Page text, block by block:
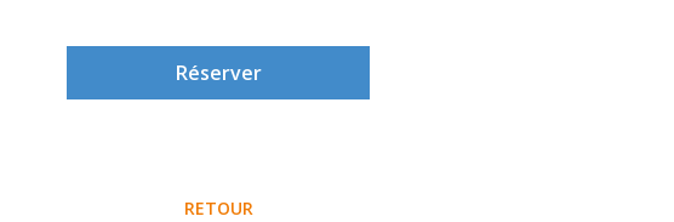
Réserver
RETOUR